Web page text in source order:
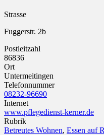
Strasse
Fuggerstr. 2b
Postleitzahl
86836
Ort
Untermeitingen
Telefonnummer
08232-96690
Internet
www.pflegedienst-kerner.de
Rubrik
Betreutes Wohnen, Essen auf